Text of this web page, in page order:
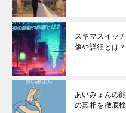
スキマスイッ
像や詳細とは？
あいみょんの
の真相を徹底